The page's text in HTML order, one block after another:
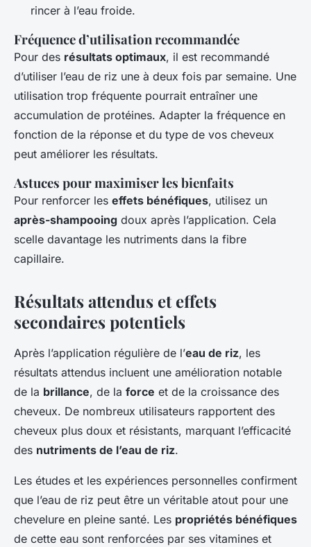
rincer à l’eau froide.
Fréquence d’utilisation recommandée
Pour des résultats optimaux, il est recommandé
d’utiliser l’eau de riz une à deux fois par semaine. Une
utilisation trop fréquente pourrait entraîner une
accumulation de protéines. Adapter la fréquence en
fonction de la réponse et du type de vos cheveux
peut améliorer les résultats.
Astuces pour maximiser les bienfaits
Pour renforcer les effets bénéfiques, utilisez un
après-shampooing doux après l’application. Cela
scelle davantage les nutriments dans la fibre
capillaire.
Résultats attendus et effets
secondaires potentiels
Après l’application régulière de l’eau de riz, les
résultats attendus incluent une amélioration notable
de la brillance, de la force et de la croissance des
cheveux. De nombreux utilisateurs rapportent des
cheveux plus doux et résistants, marquant l’efficacité
des nutriments de l’eau de riz.
Les études et les expériences personnelles confirment
que l’eau de riz peut être un véritable atout pour une
chevelure en pleine santé. Les propriétés bénéfiques
de cette eau sont renforcées par ses vitamines et